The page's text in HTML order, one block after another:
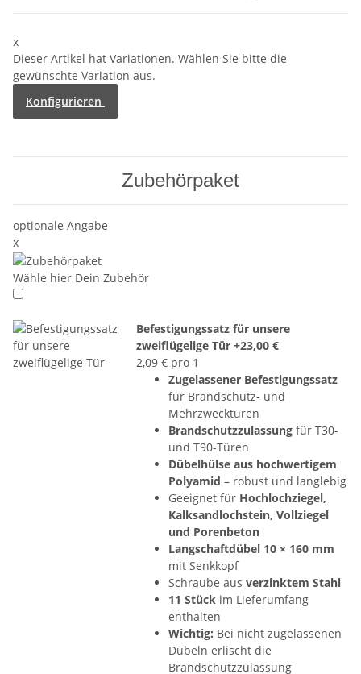
x
Dieser Artikel hat Variationen. Wählen Sie bitte die
gewünschte Variation aus.
Konfigurieren
Zubehörpaket
optionale Angabe
x
Wähle hier Dein Zubehör
Befestigungssatz für unsere
zweiflügelige Tür +23,00 €
2,09 € pro 1
Zugelassener Befestigungssatz
für Brandschutz- und
Mehrzwecktüren
Brandschutzzulassungfür T30-
und T90-Türen
Dübelhülse aus hochwertigem
Polyamid – robust und langlebig
Geeignet für Hochlochziegel,
Kalksandlochstein, Vollziegel
und Porenbeton
Langschaftdübel 10 × 160 mm
mit Senkkopf
Schraube aus verzinktem Stahl
11 Stückim Lieferumfang
enthalten
Wichtig: Bei nicht zugelassenen
Dübeln erlischt die
Brandschutzzulassung